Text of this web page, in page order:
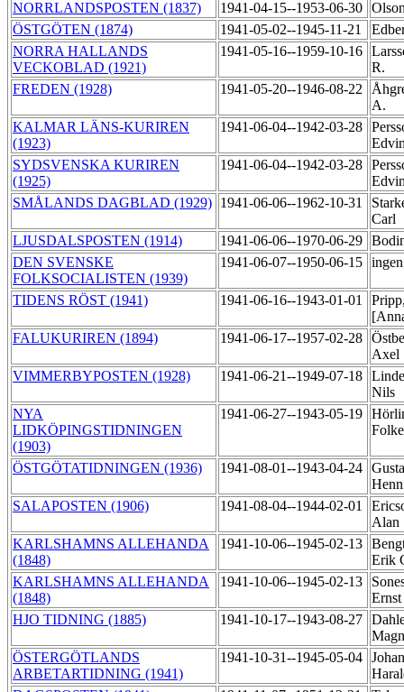
NORRLANDSPOSTEN (1837) 1941-04-15--1953-06-30
ÖSTGÖTEN (1874)
1941-05-02--1945-11-21
NORRA HALLANDS
VECKOBLAD (1921)
1941-05-16--1959-10-16
R.
FREDEN (1928)
1941-05-20--1946-08-22
A.
KALMAR LÄNS-KURIREN
(1923)
1941-06-04--1942-03-28
SYDSVENSKA KURIREN
(1925)
1941-06-04--1942-03-28
SMÅLANDS DAGBLAD (1929) 1941-06-06--1962-10-31
Carl
LJUSDALSPOSTEN (1914)
1941-06-06--1970-06-29
DEN SVENSKE
FOLKSOCIALISTEN (1939)
1941-06-07--1950-06-15
TIDENS RÖST (1941) 1941-06-16--1943-01-01
FALUKURIREN (1894)
1941-06-17--1957-02-28
Axel
VIMMERBYPOSTEN (1928)
1941-06-21--1949-07-18
Nils
NYA
LIDKÖPINGSTIDNINGEN
(1903)
1941-06-27--1943-05-19
ÖSTGÖTATIDNINGEN (1936) 1941-08-01--1943-04-24
SALAPOSTEN (1906)
1941-08-04--1944-02-01
Alan
KARLSHAMNS ALLEHANDA
(1848)
1941-10-06--1945-02-13
Erik
KARLSHAMNS ALLEHANDA
(1848)
1941-10-06--1945-02-13
Ernst
HJO TIDNING (1885)
1941-10-17--1943-08-27
ÖSTERGÖTLANDS
ARBETARTIDNING (1941)
1941-10-31--1945-05-04